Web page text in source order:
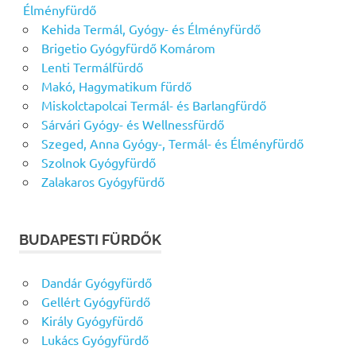
Élményfürdő
Kehida Termál, Gyógy- és Élményfürdő
Brigetio Gyógyfürdő Komárom
Lenti Termálfürdő
Makó, Hagymatikum fürdő
Miskolctapolcai Termál- és Barlangfürdő
Sárvári Gyógy- és Wellnessfürdő
Szeged, Anna Gyógy-, Termál- és Élményfürdő
Szolnok Gyógyfürdő
Zalakaros Gyógyfürdő
BUDAPESTI FÜRDŐK
Dandár Gyógyfürdő
Gellért Gyógyfürdő
Király Gyógyfürdő
Lukács Gyógyfürdő